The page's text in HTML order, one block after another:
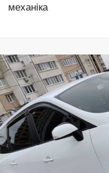
механіка